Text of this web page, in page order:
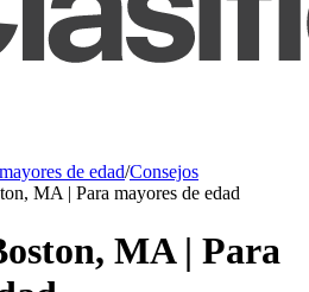
de edad/Consejos
MA | Para mayores de edad
MA | Para